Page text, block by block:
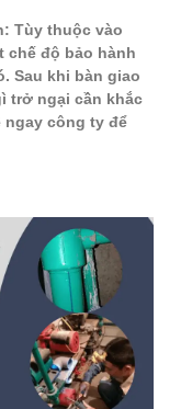
Tùy thuộc vào
chế độ bảo hành
Sau khi bàn giao
trở ngại cần khắc
ngay công ty để